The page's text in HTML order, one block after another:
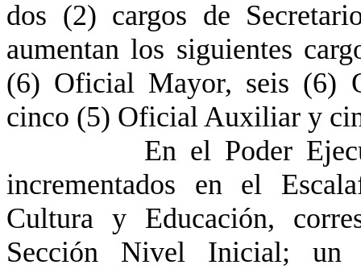
dos (2) cargos de
aumentan los siguientes
(6) Oficial Mayor, seis (6)
cinco (5) Oficial Auxiliar y
En el Poder
incrementados en el
Cultura y Educación,
Sección Nivel Inicial; un